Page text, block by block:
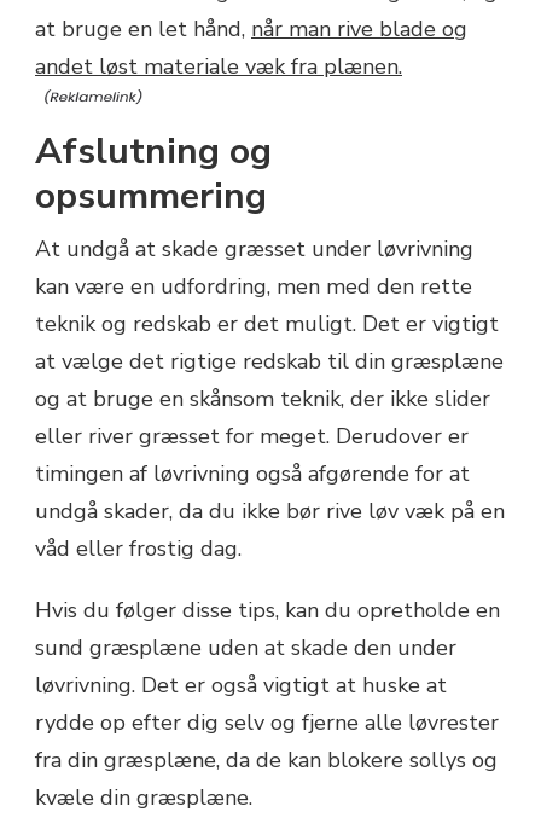
at bruge en let hånd, når man rive blade og
andet løst materiale væk fra plænen.
Afslutning og
opsummering
At undgå at skade græsset under løvrivning
kan være en udfordring, men med den rette
teknik og redskab er det muligt. Det er vigtigt
at vælge det rigtige redskab til din græsplæne
og at bruge en skånsom teknik, der ikke slider
eller river græsset for meget. Derudover er
timingen af løvrivning også afgørende for at
undgå skader, da du ikke bør rive løv væk på en
våd eller frostig dag.
Hvis du følger disse tips, kan du opretholde en
sund græsplæne uden at skade den under
løvrivning. Det er også vigtigt at huske at
rydde op efter dig selv og fjerne alle løvrester
fra din græsplæne, da de kan blokere sollys og
kvæle din græsplæne.